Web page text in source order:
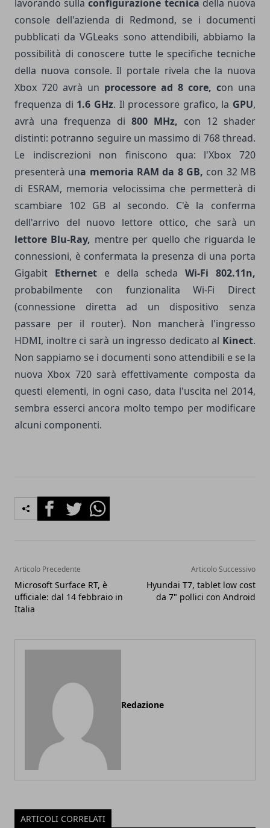
lavorando sullaconfigurazione tecnica della nuova
console dell'azienda di Redmond, se i documenti
pubblicati da VGLeaks sono attendibili, abbiamo la
possibilità di conoscere tutte le specifiche tecniche
della nuova console. Il portale rivela che la nuova
Xbox 720 avrà un processore ad 8 core, con una
frequenza di 1.6 GHz. Il processore grafico, la GPU,
avrà una frequenza di 800 MHz, con 12 shader
distinti: potranno seguire un massimo di 768 thread.
Le indiscrezioni non finiscono qua: l'Xbox 720
presenterà una memoria RAM da 8 GB, con 32 MB
di ESRAM, memoria velocissima che permetterà di
scambiare 102 GB al secondo. C'è la conferma
dell'arrivo del nuovo lettore ottico, che sarà un
lettore Blu-Ray, mentre per quello che riguarda le
connessioni, è confermata la presenza di una porta
Gigabit Ethernete della schedaWi-Fi 802.11n,
probabilmente con funzionalita Wi-Fi Direct
(connessione diretta ad un dispositivo senza
passare per il router). Non mancherà l'ingresso
HDMI, inoltre ci sarà un ingresso dedicato al Kinect.
Non sappiamo se i documenti sono attendibili e se la
nuova Xbox 720 sarà effettivamente composta da
questi elementi, in ogni caso, data l'uscita nel 2014,
sembra esserci ancora molto tempo per modificare
alcuni componenti.
FacebookTwitterWhatsapp
Articolo Precedente
Microsoft Surface RT, è
ufficiale: dal 14 febbraio in
Italia
Articolo Successivo
Hyundai T7, tablet low cost
da 7" pollici con Android
Redazione
ARTICOLI CORRELATI